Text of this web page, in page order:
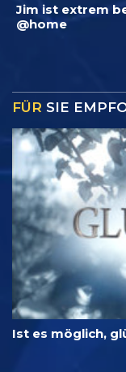
Jim ist extrem
@home
FÜR SIE
Ist es möglich,